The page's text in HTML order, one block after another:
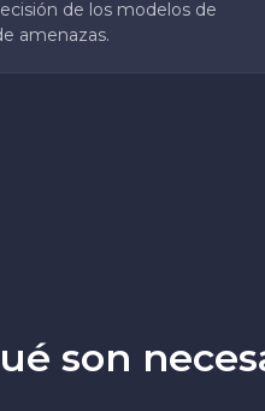
de los modelos de
amenazas.
son